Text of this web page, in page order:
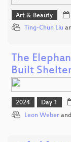
Art & Beauty
Ting-Chun Liu
The
Built
2024 Day 1
Leon Weber and